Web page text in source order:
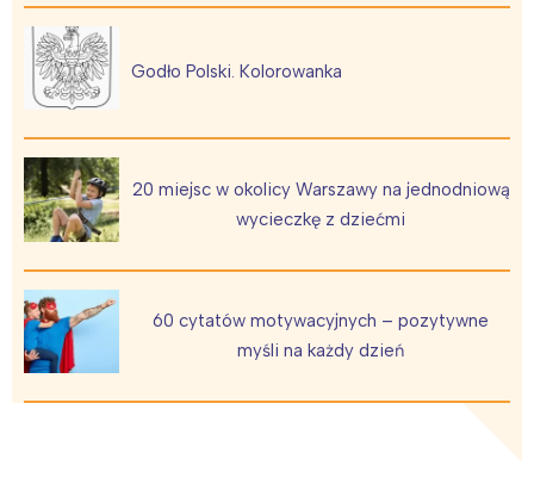
Godło Polski. Kolorowanka
20 miejsc w okolicy Warszawy na jednodniową
wycieczkę z dziećmi
60 cytatów motywacyjnych – pozytywne
myśli na każdy dzień